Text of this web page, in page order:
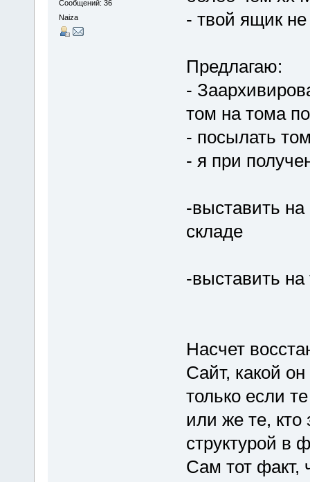
Сообщений: 36
Naiza
- твой ящик
Предлагаю:
-
том на тома
- посылать
- я при
-выставить
складе
-выставить на
Насчет
Сайт, какой
только если
или же те, кто
структурой в
Сам тот факт,